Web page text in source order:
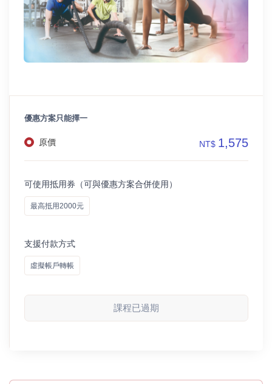
優惠方案只能擇一
原價 NT$ 1,575
可使用抵用券（可與優惠方案合併使用）
最高抵用2000元
支援付款方式
虛擬帳戶轉帳
課程已過期